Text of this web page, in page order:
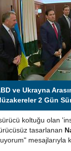
ve Ukrayna
2 Gün
koltuğu olan
tasarlanan
mesajlarıyla